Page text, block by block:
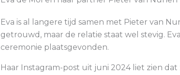
Eva is al langere tijd samen met Pieter van
getrouwd, maar de relatie staat wel stevig.
ceremonie plaatsgevonden.
Haar Instagram-post uit juni 2024 liet zien